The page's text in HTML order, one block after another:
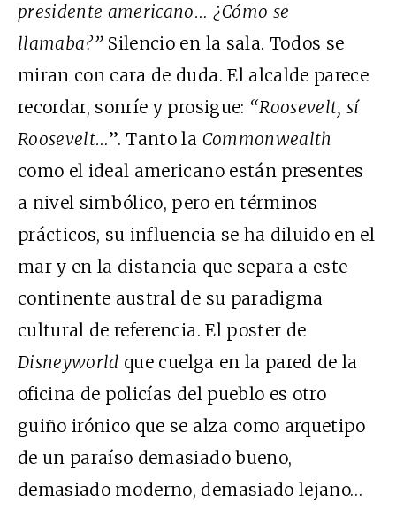
presidente americano… ¿Cómo se
llamaba?” Silencio en la sala. Todos se
miran con cara de duda. El alcalde parece
recordar, sonríe y prosigue: “Roosevelt, sí
Roosevelt…”. Tanto la Commonwealth
como el ideal americano están presentes
a nivel simbólico, pero en términos
prácticos, su influencia se ha diluido en el
mar y en la distancia que separa a este
continente austral de su paradigma
cultural de referencia. El poster de
Disneyworld que cuelga en la pared de la
oficina de policías del pueblo es otro
guiño irónico que se alza como arquetipo
de un paraíso demasiado bueno,
demasiado moderno, demasiado lejano…